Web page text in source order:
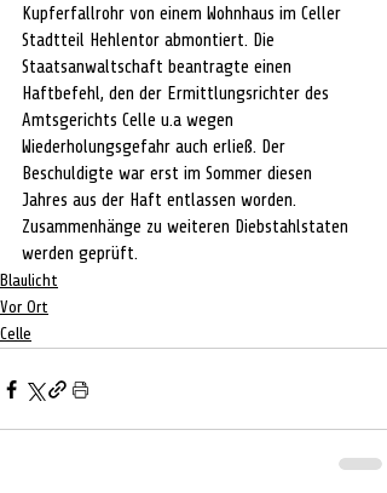
Kupferfallrohr von einem Wohnhaus im Celler
Stadtteil Hehlentor abmontiert. Die
Staatsanwaltschaft beantragte einen
Haftbefehl, den der Ermittlungsrichter des
Amtsgerichts Celle u.a wegen
Wiederholungsgefahr auch erließ. Der
Beschuldigte war erst im Sommer diesen
Jahres aus der Haft entlassen worden.
Zusammenhänge zu weiteren Diebstahlstaten
werden geprüft.
Blaulicht
Vor Ort
Celle